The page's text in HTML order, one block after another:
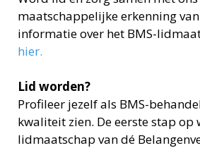
maatschappelijke erkenning
informatie over het BMS-
hier.
Lid worden?
Profileer jezelf als BMS-
kwaliteit zien. De eerste stap op
lidmaatschap van dé